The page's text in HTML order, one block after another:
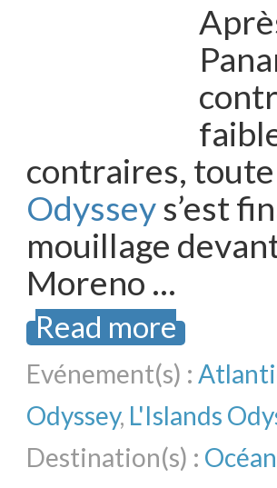
contraires,
Odysseys’est
mouillage
Moreno …
Read more
Evénement(s) :
Odyssey, L'Islands
Destination(s) :